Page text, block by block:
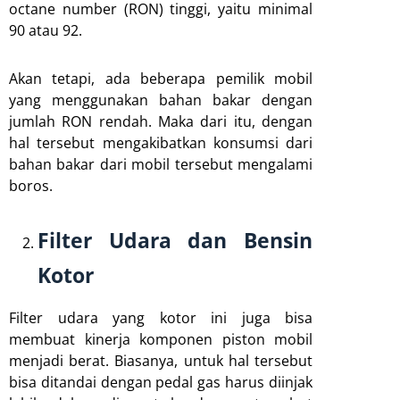
octane number (RON) tinggi, yaitu minimal
90 atau 92.
Akan tetapi, ada beberapa pemilik mobil
yang menggunakan bahan bakar dengan
jumlah RON rendah. Maka dari itu, dengan
hal tersebut mengakibatkan konsumsi dari
bahan bakar dari mobil tersebut mengalami
boros.
Filter Udara dan Bensin
Kotor
Filter udara yang kotor ini juga bisa
membuat kinerja komponen piston mobil
menjadi berat. Biasanya, untuk hal tersebut
bisa ditandai dengan pedal gas harus diinjak